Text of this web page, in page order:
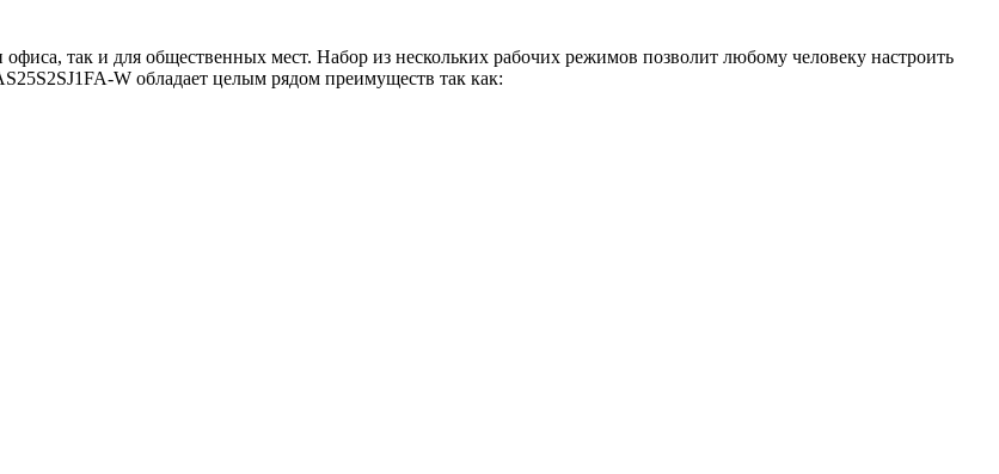
так и для общественных мест. Набор из нескольких рабочих режимов позволит любому человеку настроить
W обладает целым рядом преимуществ так как: